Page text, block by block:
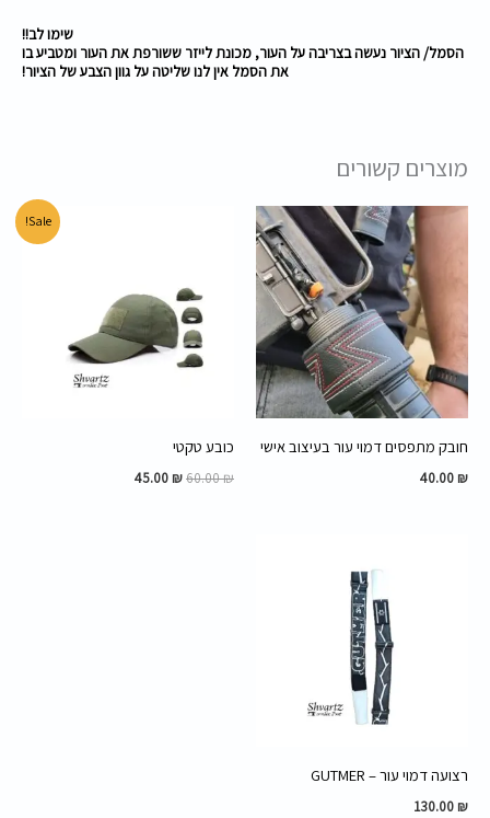
שימו לב!!
הסמל/ הציור נעשה בצריבה על העור, מכונת לייזר ששורפת את העור ומטביע בו
את הסמל אין לנו שליטה על גוון הצבע של הציור!
מוצרים קשורים
חובק מתפסים דמוי עור בעיצוב אישי
40.00 ₪
Sale!
כובע טקטי
60.00₪
45.00 ₪
רצועה דמוי עור – GUTMER
130.00 ₪